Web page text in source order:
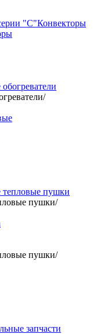
"С"Конвекторы
/
тепловые пушки
пушки/
пушки/